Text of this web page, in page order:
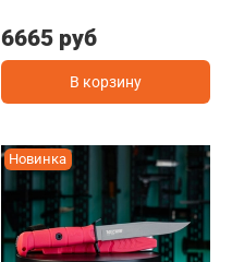
6665 руб
В корзину
Новинка